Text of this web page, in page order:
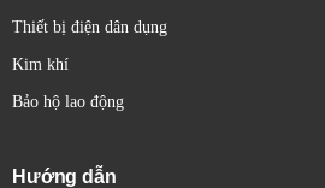
Thiết bị điện dân dụng
Kim khí
Bảo hộ lao động
Hướng dẫn